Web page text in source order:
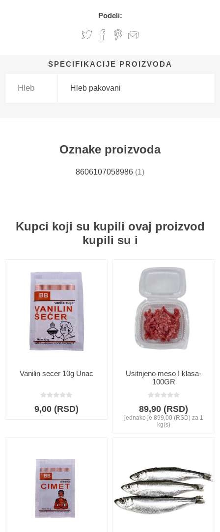
Podeli:
SPECIFIKACIJE PROIZVODA
Hleb Hleb pakovani
Oznake proizvoda
8606107058986 (1)
Kupci koji su kupili ovaj proizvod
kupili su i
Vanilin secer 10g Unac
9,00 (RSD)
Usitnjeno meso I klasa-
100GR
89,90 (RSD)
jednako je 899,00 (RSD) za 1
kg(s)